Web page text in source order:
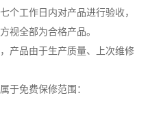
个工作日内对产品进行验收，
视全部为合格产品。
产品由于生产质量、上次维修
于免费保修范围：